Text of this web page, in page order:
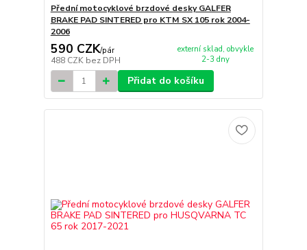
Přední motocyklové brzdové desky GALFER
BRAKE PAD SINTERED pro KTM SX 105 rok 2004-
2006
590 CZK/pár
488 CZK bez DPH
externí sklad, obvykle
2-3 dny
Přidat do košíku